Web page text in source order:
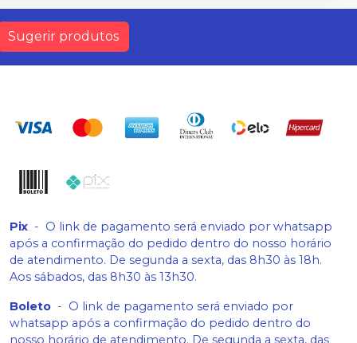
Sugerir produtos
Pix - O link de pagamento será enviado por whatsapp
após a confirmação do pedido dentro do nosso horário
de atendimento. De segunda a sexta, das 8h30 às 18h.
Aos sábados, das 8h30 às 13h30.
Boleto - O link de pagamento será enviado por
whatsapp após a confirmação do pedido dentro do
nosso horário de atendimento. De segunda a sexta, das